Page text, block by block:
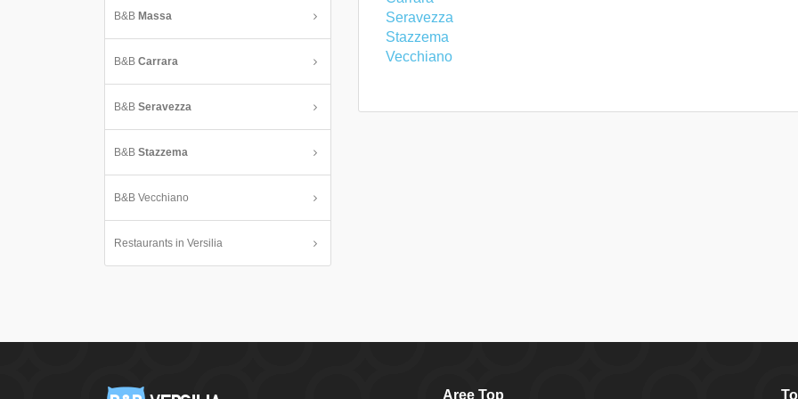
B&B Massa
B&B Carrara
B&B Seravezza
B&B Stazzema
B&B Vecchiano
Restaurants in Versilia
Seravezza
Stazzema
Vecchiano
Aree Top